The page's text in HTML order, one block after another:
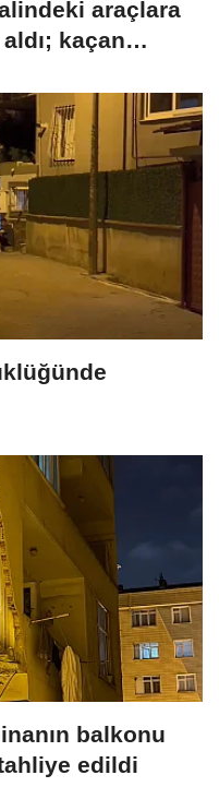
araçlara
kaçan
balkonu
edildi